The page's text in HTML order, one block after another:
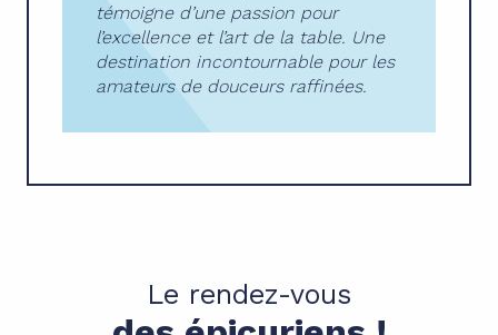
témoigne d’une passion pour
l’excellence et l’art de la table. Une
destination incontournable pour les
amateurs de douceurs raffinées.
Le rendez-vous